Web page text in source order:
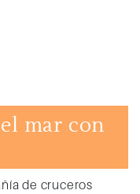
mar con
de cruceros